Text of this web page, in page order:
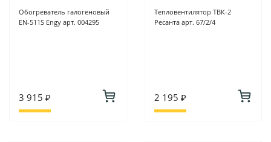
Обогреватель галогеновый
EN-511S Engy арт. 004295
3 915 ₽
Тепловентилятор ТВК-2
Ресанта арт. 67/2/4
2 195 ₽